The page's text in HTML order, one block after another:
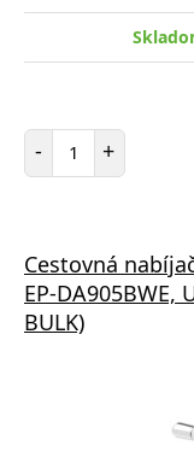
- Počet položiek
+
Cestovná
EP-DA905BWE,
BULK)